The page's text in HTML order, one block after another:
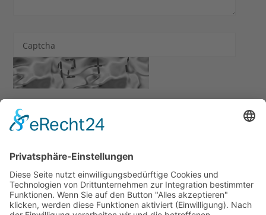
Captcha
Ich habe die
genommen. Ich stimme zu, dass meine Angaben und Daten
und gespeichert werden.